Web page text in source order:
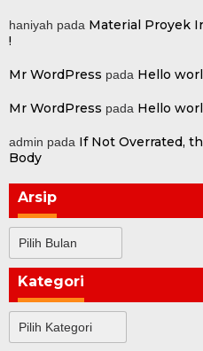
haniyah pada Material Proyek
!
Mr WordPress pada Hello
Mr WordPress pada Hello
admin pada If Not Overrated,
Body
Arsip
Kategori